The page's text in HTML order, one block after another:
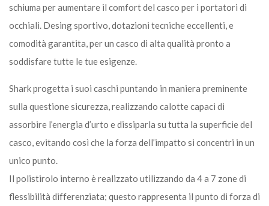
schiuma per aumentare il comfort del casco per i portatori di
occhiali. Desing sportivo, dotazioni tecniche eccellenti, e
comodità garantita, per un casco di alta qualità pronto a
soddisfare tutte le tue esigenze.
Shark progetta i suoi caschi puntando in maniera preminente
sulla questione sicurezza, realizzando calotte capaci di
assorbire l’energia d’urto e dissiparla su tutta la superficie del
casco, evitando così che la forza dell’impatto si concentri in un
unico punto.
Il polistirolo interno è realizzato utilizzando da 4 a 7 zone di
flessibilità differenziata; questo rappresenta il punto di forza di